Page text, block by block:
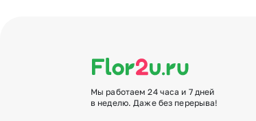
Мы работаем 24 часа и 7 дней
в неделю. Даже без перерыва!